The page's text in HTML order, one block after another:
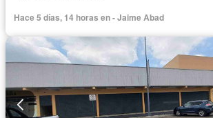
Hace 5 días, 14 horas en - Jaime Abad